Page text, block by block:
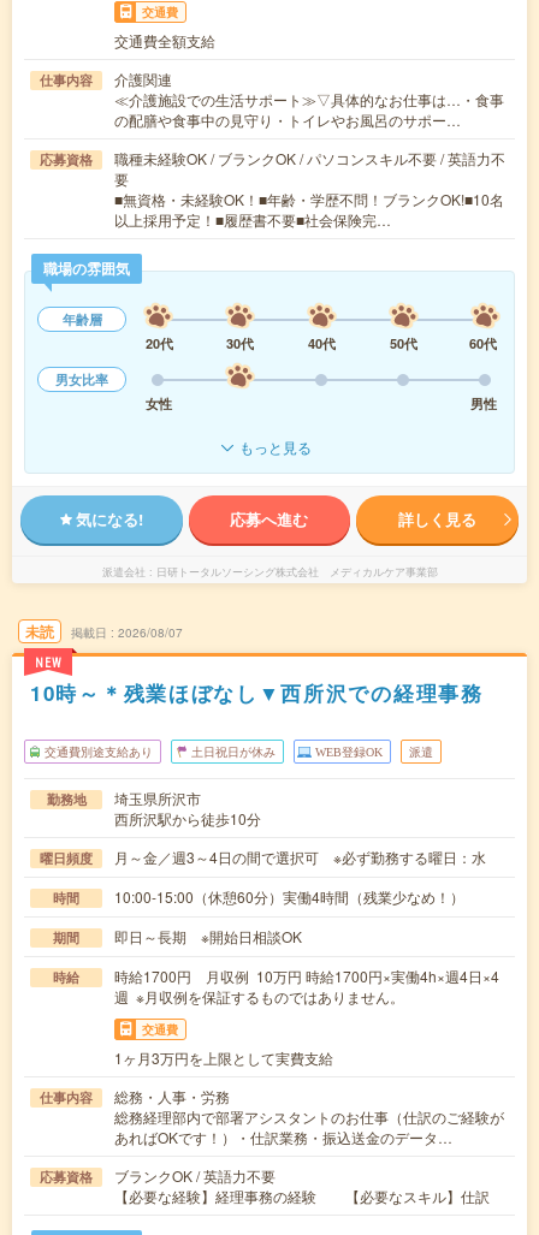
交通費
交通費全額支給
仕事内容
介護関連
≪介護施設での生活サポート≫▽具体的なお仕事は…・食事
の配膳や食事中の見守り・トイレやお風呂のサポー…
応募資格
職種未経験OK / ブランクOK / パソコンスキル不要 / 英語力不
要
■無資格・未経験OK！■年齢・学歴不問！ブランクOK!■10名
以上採用予定！■履歴書不要■社会保険完…
職場の雰囲気
年齢層
20代
30代 40代 50代
60代
男女比率
女性
男性
もっと見る
気になる! 応募へ進む 詳しく見る
派遣会社 日研トータルソーシング株式会社 メディカルケア事業部
未読
NEW
掲載日 2026/08/07
10時～＊残業ほぼなし▼西所沢での経理事務
交通費別途支給あり 土日祝日が休み WEB登録OK 派遣
勤務地
埼玉県所沢市
西所沢駅から徒歩10分
曜日頻度 月～金／週3～4日の間で選択可 ※必ず勤務する曜日：水
時間 10:00-15:00（休憩60分）実働4時間（残業少なめ！）
期間 即日～長期 ※開始日相談OK
時給
時給1700円 月収例 10万円 時給1700円×実働4h×週4日×4
週 ※月収例を保証するものではありません。
交通費
1ヶ月3万円を上限として実費支給
仕事内容
総務・人事・労務
総務経理部内で部署アシスタントのお仕事（仕訳のご経験が
あればOKです！）・仕訳業務・振込送金のデータ…
応募資格
ブランクOK / 英語力不要
【必要な経験】経理事務の経験 【必要なスキル】仕訳